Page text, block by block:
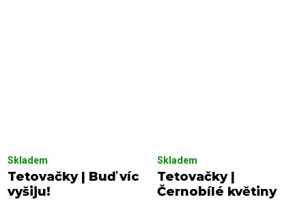
Tetovačky | Buď víc
vyšiju!
Skladem
Tetovačky |
Černobílé květiny
Skladem